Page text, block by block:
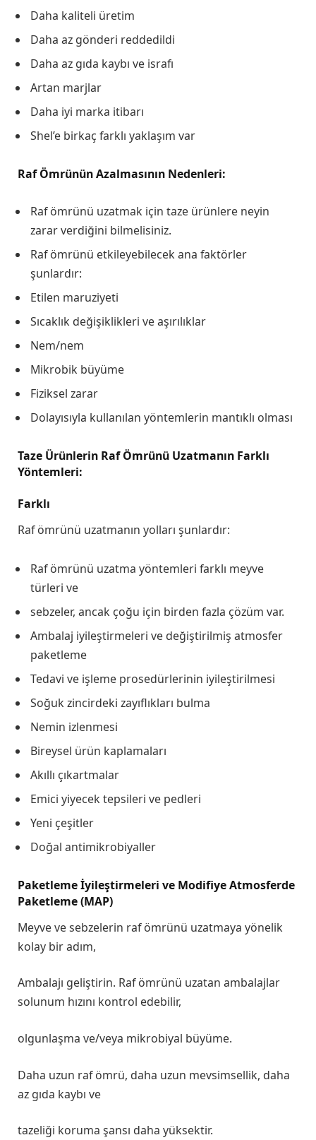
Daha kaliteli üretim
Daha az gönderi reddedildi
Daha az gıda kaybı ve israfı
Artan marjlar
Daha iyi marka itibarı
Shel’e birkaç farklı yaklaşım var
Raf Ömrünün Azalmasının Nedenleri:
Raf ömrünü uzatmak için taze ürünlere neyin
zarar verdiğini bilmelisiniz.
Raf ömrünü etkileyebilecek ana faktörler
şunlardır:
Etilen maruziyeti
Sıcaklık değişiklikleri ve aşırılıklar
Nem/nem
Mikrobik büyüme
Fiziksel zarar
Dolayısıyla kullanılan yöntemlerin mantıklı olması
Taze Ürünlerin Raf Ömrünü Uzatmanın Farklı
Yöntemleri:
Farklı
Raf ömrünü uzatmanın yolları şunlardır:
Raf ömrünü uzatma yöntemleri farklı meyve
türleri ve
sebzeler, ancak çoğu için birden fazla çözüm var.
Ambalaj iyileştirmeleri ve değiştirilmiş atmosfer
paketleme
Tedavi ve işleme prosedürlerinin iyileştirilmesi
Soğuk zincirdeki zayıflıkları bulma
Nemin izlenmesi
Bireysel ürün kaplamaları
Akıllı çıkartmalar
Emici yiyecek tepsileri ve pedleri
Yeni çeşitler
Doğal antimikrobiyaller
Paketleme İyileştirmeleri ve Modifiye Atmosferde
Paketleme (MAP)
Meyve ve sebzelerin raf ömrünü uzatmaya yönelik
kolay bir adım,
Ambalajı geliştirin. Raf ömrünü uzatan ambalajlar
solunum hızını kontrol edebilir,
olgunlaşma ve/veya mikrobiyal büyüme.
Daha uzun raf ömrü, daha uzun mevsimsellik, daha
az gıda kaybı ve
tazeliği koruma şansı daha yüksektir.